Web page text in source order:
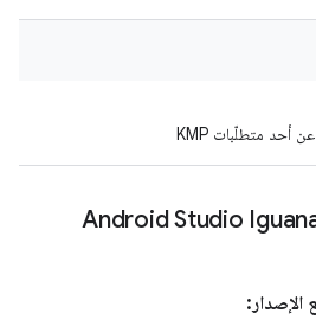
Android Studio
الإصدار: